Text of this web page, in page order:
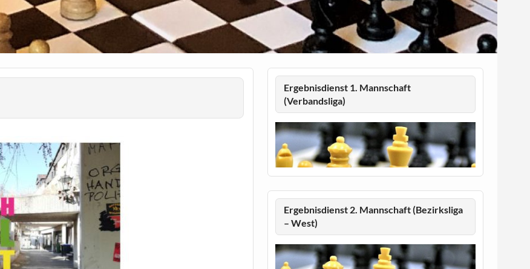
Ergebnisdienst 1. Mannschaft
(Verbandsliga)
Ergebnisdienst 2. Mannschaft (Bezirksliga
– West)